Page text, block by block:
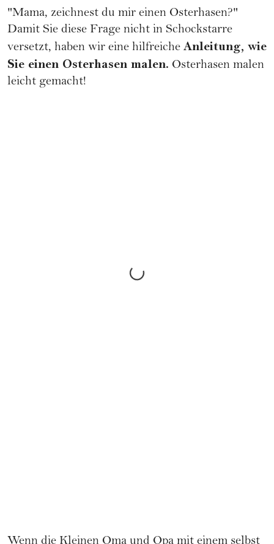
"Mama, zeichnest du mir einen Osterhasen?"
Damit Sie diese Frage nicht in Schockstarre
versetzt, haben wir eine hilfreiche Anleitung, wie
Sie einen Osterhasen malen. Osterhasen malen
leicht gemacht!